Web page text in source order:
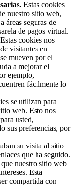
Estas cookies
nuestro sitio web,
áreas seguras de
de pagos virtual.
Estas cookies nos
visitantes en
mueven por el
a mejorar el
ejemplo,
fácilmente lo
se utilizan para
web. Esto nos
usted,
sus preferencias, por
su visita al sitio
que ha seguido.
nuestro sitio web
Esta
compartida con